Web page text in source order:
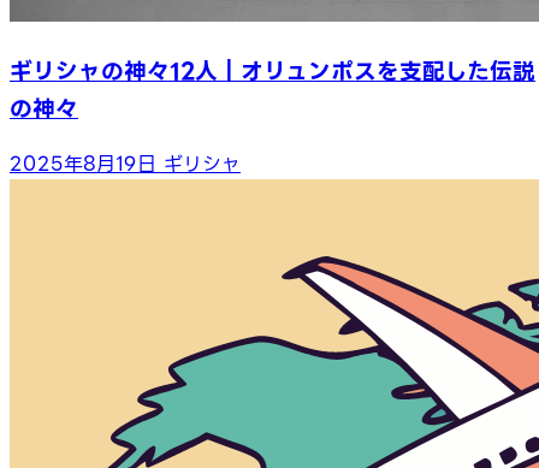
ギリシャの神々12人｜オリュンポスを支配した伝説
の神々
2025年8月19日 ギリシャ